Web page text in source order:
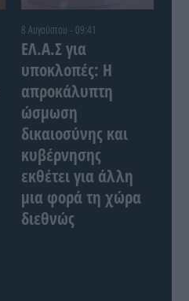
8 Αυγούστου - 09:41
ΕΛ.Α.Σ για
υποκλοπές: Η
απροκάλυπτη
ώσμωση
δικαιοσύνης και
κυβέρνησης
εκθέτει για άλλη
μια φορά τη χώρα
διεθνώς